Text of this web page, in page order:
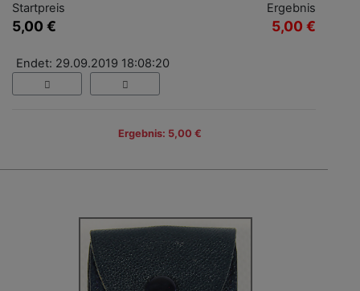
Startpreis
5,00 €
Ergebnis
5,00 €
Endet: 29.09.2019 18:08:20
Ergebnis: 5,00 €